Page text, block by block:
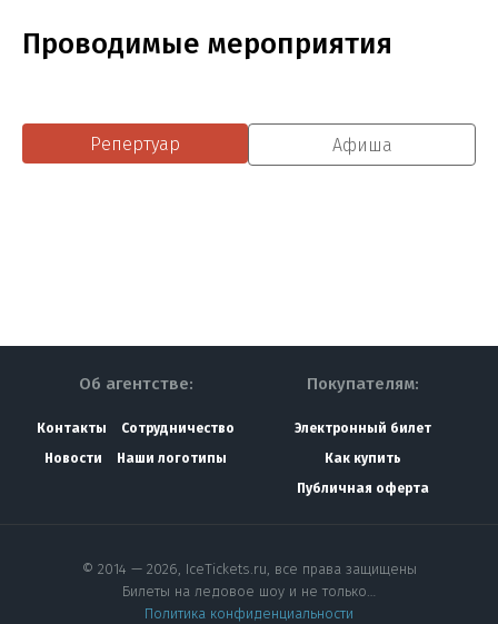
Проводимые мероприятия
Репертуар Афиша
Об агентстве:
Контакты
Сотрудничество
Новости
Наши логотипы
Покупателям:
Электронный билет
Как купить
Публичная оферта
© 2014 — 2026, IceTickets.ru, все права защищены
Билеты на ледовое шоу и не только…
Политика конфиденциальности